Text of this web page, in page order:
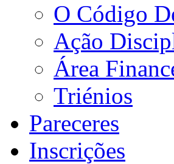
O Código
Ação
Área
Triénios
Pareceres
Inscrições